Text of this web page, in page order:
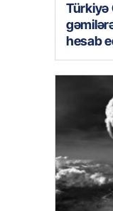
Türkiyə
hesab